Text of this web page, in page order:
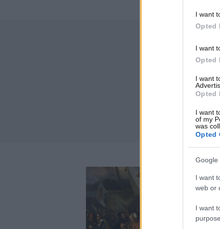
I want
Opted
I want
Opted
I want
Opted
I want
of my
was
Opted
Google
I want
web or
I want